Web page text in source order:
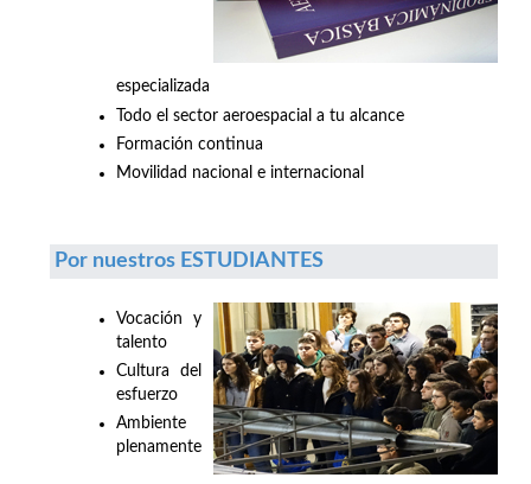
especializada
Todo el sector aeroespacial a tu alcance
Formación continua
Movilidad nacional e internacional
Por nuestros ESTUDIANTES
Vocación y
talento
Cultura del
esfuerzo
Ambiente
plenamente